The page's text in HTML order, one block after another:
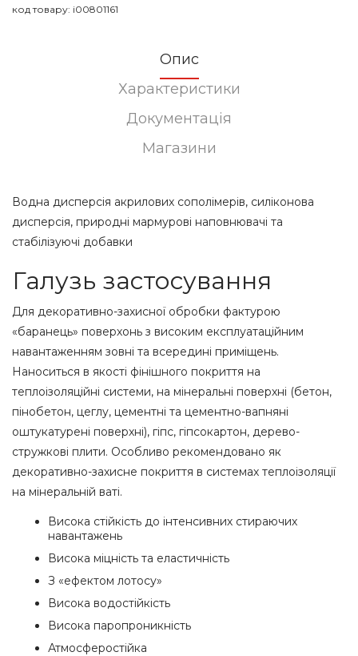
код товару: i00801161
Опис
Характеристики
Документація
Магазини
Водна дисперсія акрилових сополімерів, силіконова
дисперсія, природні мармурові наповнювачі та
стабілізуючі добавки
Галузь застосування
Для декоративно-захисної обробки фактурою
«баранець» поверхонь з високим експлуатаційним
навантаженням зовні та всередині приміщень.
Наноситься в якості фінішного покриття на
теплоізоляційні системи, на мінеральні поверхні (бетон,
пінобетон, цеглу, цементні та цементно-вапняні
оштукатурені поверхні), гіпс, гіпсокартон, дерево-
стружкові плити. Особливо рекомендовано як
декоративно-захисне покриття в системах теплоізоляції
на мінеральній ваті.
Висока стійкість до інтенсивних стираючих
навантажень
Висока міцність та еластичність
З «ефектом лотосу»
Висока водостійкість
Висока паропроникність
Атмосферостійка